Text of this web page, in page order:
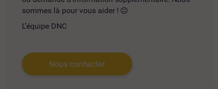
sommes là pour vous aider !
L’équipe DNC
Nous contacter